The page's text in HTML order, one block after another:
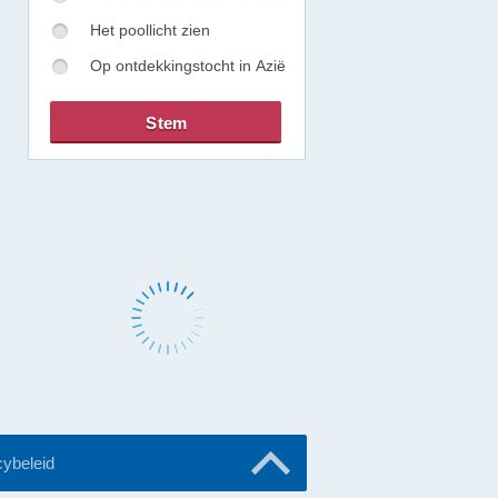
Het poollicht zien
Op ontdekkingstocht in Azië